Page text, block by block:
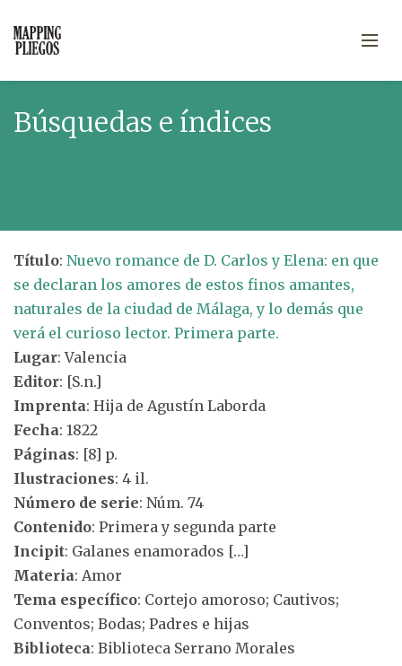
Búsquedas e índices
Título: Nuevo romance de D. Carlos y Elena: en que
se declaran los amores de estos finos amantes,
naturales de la ciudad de Málaga, y lo demás que
verá el curioso lector. Primera parte.
Lugar: Valencia
Editor: [S.n.]
Imprenta: Hija de Agustín Laborda
Fecha: 1822
Páginas: [8] p.
Ilustraciones: 4 il.
Número de serie: Núm. 74
Contenido: Primera y segunda parte
Incipit: Galanes enamorados […]
Materia: Amor
Tema específico: Cortejo amoroso; Cautivos;
Conventos; Bodas; Padres e hijas
Biblioteca: Biblioteca Serrano Morales